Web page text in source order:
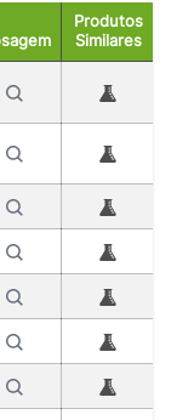
Produtos
Similares